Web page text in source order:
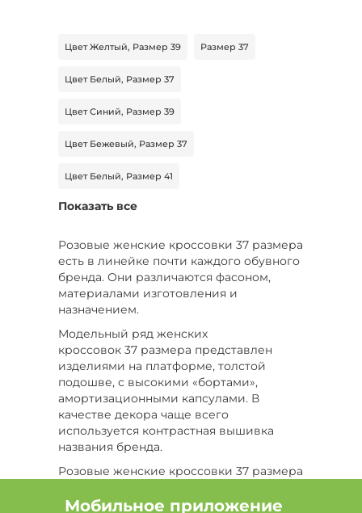
Цвет Желтый, Размер 39 Размер 37
Цвет Белый, Размер 37
Цвет Синий, Размер 39
Цвет Бежевый, Размер 37
Цвет Белый, Размер 41
Цвет Коричневый, Размер 36
Цвет Голубой, Размер 36
Цвет Бежевый, Размер 42
Цвет Красный, Размер 38
Цвет Красный, Размер 39
Цвет Зеленый, Размер 41
Цвет Красный, Размер 37
Цвет Бордовый, Размер 38
Цвет Мультиколор, Размер 36
Цвет Мультиколор, Размер 38
Показать все
Розовые женские кроссовки 37 размера
есть в линейке почти каждого обувного
бренда. Они различаются фасоном,
материалами изготовления и
назначением.
Модельный ряд женских
кроссовок 37 размера представлен
изделиями на платформе, толстой
подошве, с высокими «бортами»,
амортизационными капсулами. В
качестве декора чаще всего
используется контрастная вышивка
названия бренда.
Розовые женские кроссовки 37 размера
самой разной одеждой: от классических
Мобильное приложение